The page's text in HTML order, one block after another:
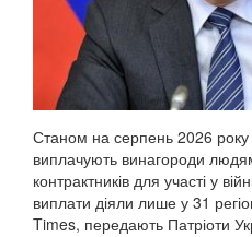
Станом на серпень 2026 року
виплачують винагороди
контрактників для участі у
виплати діяли лише у 31
Times, передають Патріоти